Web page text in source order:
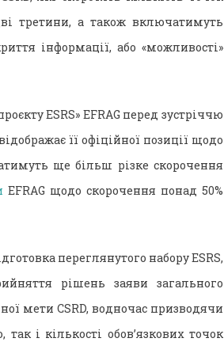
третини, а також включатимуть
інформації, або «можливості»
ESRS» EFRAG перед зустріччю
її офіційної позиції щодо
ще більш різке скорочення
EFRAG щодо скорочення понад 50%
переглянутого набору ESRS,
рішень заяви загального
мети CSRD, водночас призводячи
так і кількості обов’язкових точок